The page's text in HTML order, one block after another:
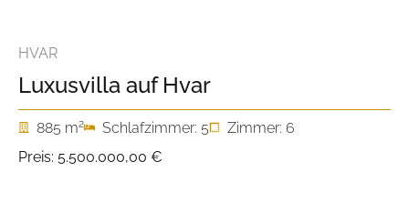
HVAR
Luxusvilla auf Hvar
885 m2 Schlafzimmer: 5
Zimmer: 6
Preis: 5.500.000,00 €